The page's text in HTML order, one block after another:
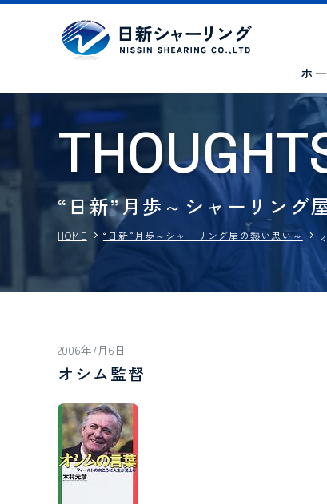
ホ
THOUGHT
“日新”月歩～シャーリング
HOME “日新”月歩～シャーリング屋の熱い思い～
2006年7月6日
オシム監督